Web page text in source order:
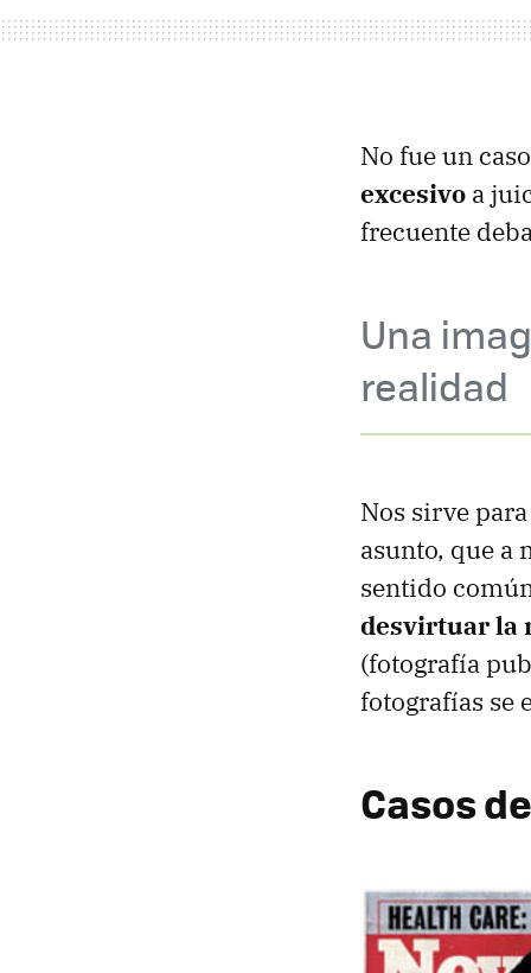
No fue un
excesivo a
frecuente
Una
realidad
Nos sirve
asunto, que a
sentido
desvirtuar la
(fotografía
fotografías se
Casos